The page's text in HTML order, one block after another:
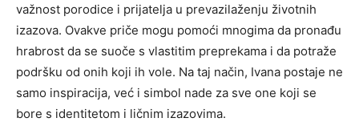
važnost porodice i prijatelja u prevazilaženju životnih
izazova. Ovakve priče mogu pomoći mnogima da pronađu
hrabrost da se suoče s vlastitim preprekama i da potraže
podršku od onih koji ih vole. Na taj način, Ivana postaje ne
samo inspiracija, već i simbol nade za sve one koji se
bore s identitetom i ličnim izazovima.